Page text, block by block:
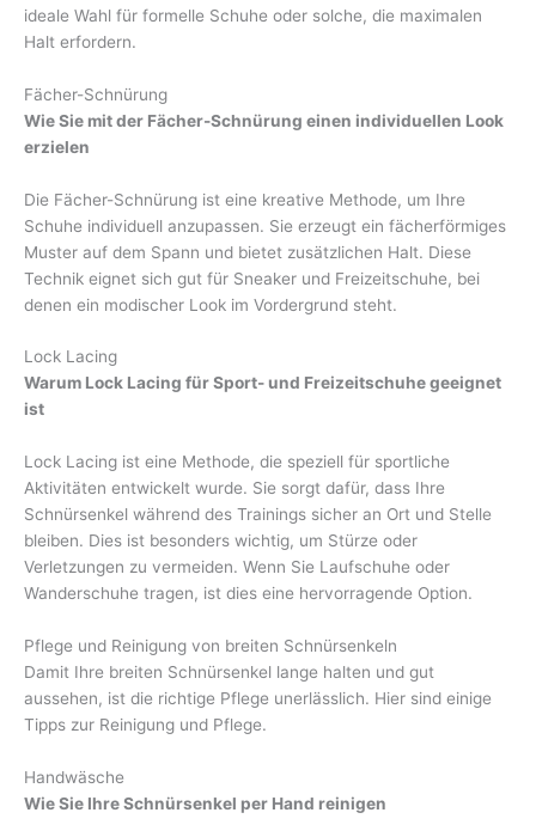
ideale Wahl für formelle Schuhe oder solche, die maximalen
Halt erfordern.
Fächer-Schnürung
Wie Sie mit der Fächer-Schnürung einen individuellen Look
erzielen
Die Fächer-Schnürung ist eine kreative Methode, um Ihre
Schuhe individuell anzupassen. Sie erzeugt ein fächerförmiges
Muster auf dem Spann und bietet zusätzlichen Halt. Diese
Technik eignet sich gut für Sneaker und Freizeitschuhe, bei
denen ein modischer Look im Vordergrund steht.
Lock Lacing
Warum Lock Lacing für Sport- und Freizeitschuhe geeignet
ist
Lock Lacing ist eine Methode, die speziell für sportliche
Aktivitäten entwickelt wurde. Sie sorgt dafür, dass Ihre
Schnürsenkel während des Trainings sicher an Ort und Stelle
bleiben. Dies ist besonders wichtig, um Stürze oder
Verletzungen zu vermeiden. Wenn Sie Laufschuhe oder
Wanderschuhe tragen, ist dies eine hervorragende Option.
Pflege und Reinigung von breiten Schnürsenkeln
Damit Ihre breiten Schnürsenkel lange halten und gut
aussehen, ist die richtige Pflege unerlässlich. Hier sind einige
Tipps zur Reinigung und Pflege.
Handwäsche
Wie Sie Ihre Schnürsenkel per Hand reinigen